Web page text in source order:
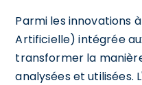
Parmi les innovations
Artificielle) intégrée
transformer la
analysées et utilisées.